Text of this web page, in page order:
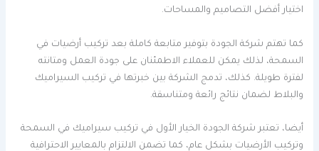
اختيار أفضل التصاميم والمساحات.
كما تهتم شركة الجودة بتوفير متابعة كاملة بعد تركيب أرضيات في
السمحة، لذلك يمكن للعملاء الاطمئنان على جودة العمل ومتانته
لفترة طويلة. كذلك، تدمج الشركة بين خبرتها في تركيب السيراميك
والبلاط لضمان نتائج رائعة ومتناسقة.
أيضا، تعتبر شركة الجودة الخيار الأول في تركيب سيراميك في السمحة
وتركيب الأرضيات بشكل عام، كما تضمن الالتزام بالمعايير الاحترافية